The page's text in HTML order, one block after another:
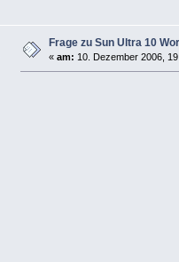
Frage zu Sun Ultra 10
« am: 10. Dezember 2006,